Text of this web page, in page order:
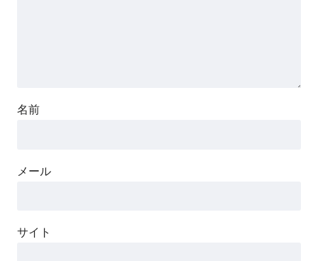
名前
メール
サイト